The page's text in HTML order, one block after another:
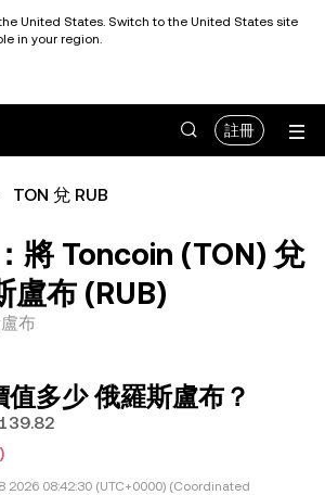
United States. Switch to the United States site
in your region.
註冊
TON 兌 RUB
將 Toncoin (TON) 兌
盧布 (RUB)
布
多少 俄羅斯盧布？
2026 08:42:30 (UTC+0000) (Coordinated